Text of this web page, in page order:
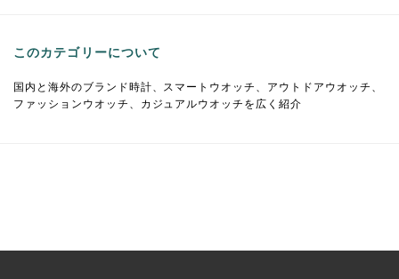
このカテゴリーについて
国内と海外のブランド時計、スマートウオッチ、アウトドアウオッチ、
ファッションウオッチ、カジュアルウオッチを広く紹介